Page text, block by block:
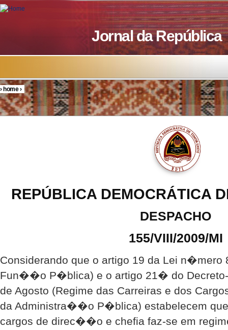
Skip to main content
Jornal da República
You are here
›home›
REPÚBLICA DEMOCRÁTICA
DESPACHO
155/VIII/2009/MI
Considerando que o artigo 19 da Lei n�mero
Fun��o P�blica) e o artigo 21� do
de Agosto (Regime das Carreiras e dos
da Administra��o P�blica) estabelecem
cargos de direc��o e chefia faz-se em